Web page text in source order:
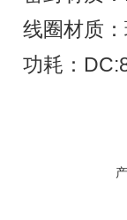
线圈材质 ：
功耗 ：